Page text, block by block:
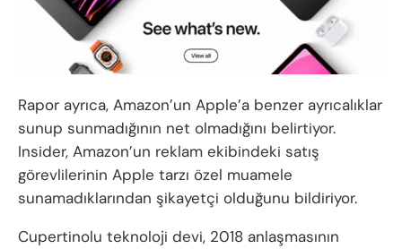
Rapor ayrıca, Amazon’un Apple’a benzer ayrıcalıklar
sunup sunmadığının net olmadığını belirtiyor.
Insider, Amazon’un reklam ekibindeki satış
görevlilerinin Apple tarzı özel muamele
sunamadıklarından şikayetçi olduğunu bildiriyor.
Cupertinolu teknoloji devi, 2018 anlaşmasının